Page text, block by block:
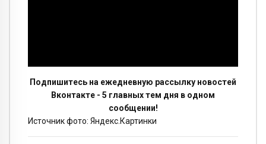
Подпишитесь на ежедневную рассылку новостей
Вконтакте - 5 главных тем дня в одном
сообщении!
Источник фото: Яндекс.Картинки